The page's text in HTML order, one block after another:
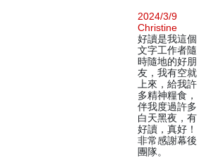
2024/3/9
Christine
好讀是我這個
文字工作者隨
時隨地的好朋
友，我有空就
上來，給我許
多精神糧食，
伴我度過許多
白天黑夜，有
好讀，真好！
非常感謝幕後
團隊。